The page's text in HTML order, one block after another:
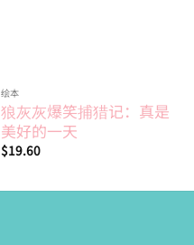
绘本
狼灰灰爆笑捕猎记：真是
美好的一天
$19.60